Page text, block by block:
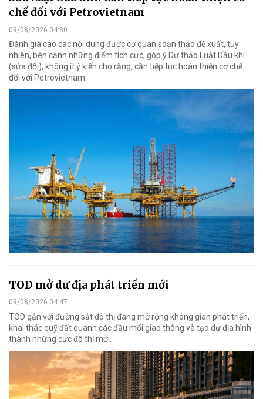
chế đối với Petrovietnam
09/08/2026 04:30
Đánh giá cao các nội dung được cơ quan soạn thảo đề xuất, tuy
nhiên, bên cạnh những điểm tích cực, góp ý Dự thảo Luật Dầu khí
(sửa đổi), không ít ý kiến cho rằng, cần tiếp tục hoàn thiện cơ chế
đối với Petrovietnam.
TOD mở dư địa phát triển mới
09/08/2026 04:47
TOD gắn với đường sắt đô thị đang mở rộng không gian phát triển,
khai thác quỹ đất quanh các đầu mối giao thông và tạo dư địa hình
thành những cực đô thị mới.